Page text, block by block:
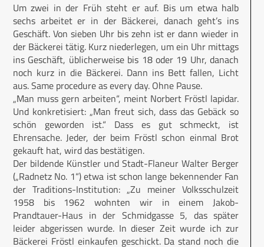
Um zwei in der Früh steht er auf. Bis um etwa halb
sechs arbeitet er in der Bäckerei, danach geht’s ins
Geschäft. Von sieben Uhr bis zehn ist er dann wieder in
der Bäckerei tätig. Kurz niederlegen, um ein Uhr mittags
ins Geschäft, üblicherweise bis 18 oder 19 Uhr, danach
noch kurz in die Bäckerei. Dann ins Bett fallen, Licht
aus. Same procedure as every day. Ohne Pause.
„Man muss gern arbeiten“, meint Norbert Fröstl lapidar.
Und konkretisiert: „Man freut sich, dass das Gebäck so
schön geworden ist.“ Dass es gut schmeckt, ist
Ehrensache. Jeder, der beim Fröstl schon einmal Brot
gekauft hat, wird das bestätigen.
Der bildende Künstler und Stadt-Flaneur Walter Berger
(„Radnetz No. 1“) etwa ist schon lange bekennender Fan
der Traditions-Institution: „Zu meiner Volksschulzeit
1958 bis 1962 wohnten wir in einem Jakob-
Prandtauer-Haus in der Schmidgasse 5, das später
leider abgerissen wurde. In dieser Zeit wurde ich zur
Bäckerei Fröstl einkaufen geschickt. Da stand noch die